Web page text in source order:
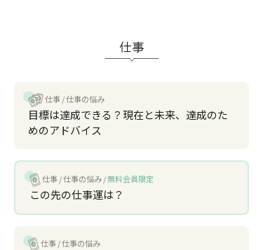
仕事
仕事 仕事の悩み
目標は達成できる？現在と未来、達成のた
めのアドバイス
仕事 仕事の悩み 無料会員限定
この先の仕事運は？
仕事 仕事の悩み